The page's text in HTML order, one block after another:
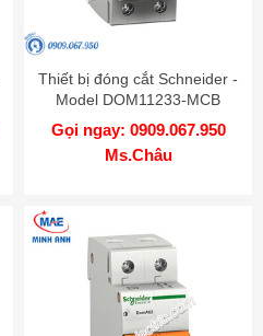
Thiết bị đóng cắt Schneider -
Model DOM11233-MCB
Gọi ngay: 0909.067.950
Ms.Châu